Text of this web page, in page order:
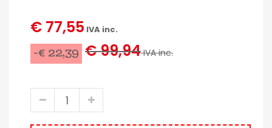
€ 77,55 IVA inc.
-€ 22,39 € 99,94IVA inc.